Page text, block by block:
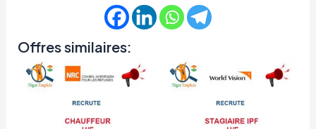
Offres similaires: